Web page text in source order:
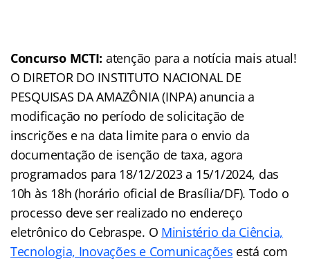
Concurso MCTI: atenção para a notícia mais atual!
O DIRETOR DO INSTITUTO NACIONAL DE
PESQUISAS DA AMAZÔNIA (INPA) anuncia a
modificação no período de solicitação de
inscrições e na data limite para o envio da
documentação de isenção de taxa, agora
programados para 18/12/2023 a 15/1/2024, das
10h às 18h (horário oficial de Brasília/DF). Todo o
processo deve ser realizado no endereço
eletrônico do Cebraspe. O Ministério da Ciência,
Tecnologia, Inovações e Comunicações está com